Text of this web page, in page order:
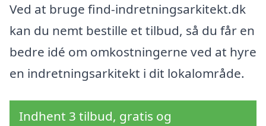
Ved at bruge find-indretningsarkitekt.dk
kan du nemt bestille et tilbud, så du får en
bedre idé om omkostningerne ved at hyre
en indretningsarkitekt i dit lokalområde.
Indhent 3 tilbud, gratis og